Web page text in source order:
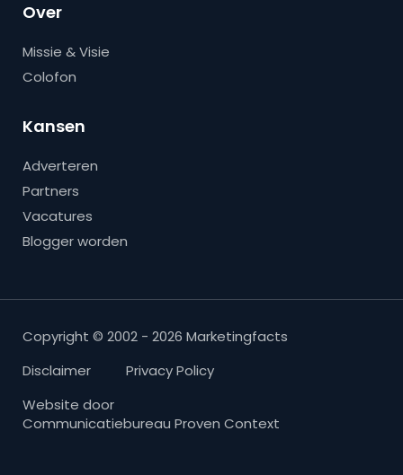
Over
Missie & Visie
Colofon
Kansen
Adverteren
Partners
Vacatures
Blogger worden
Copyright © 2002 - 2026 Marketingfacts
Disclaimer
Privacy Policy
Website door
Communicatiebureau Proven Context